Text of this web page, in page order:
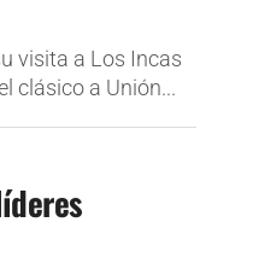
visita a Los Incas
clásico a Unión...